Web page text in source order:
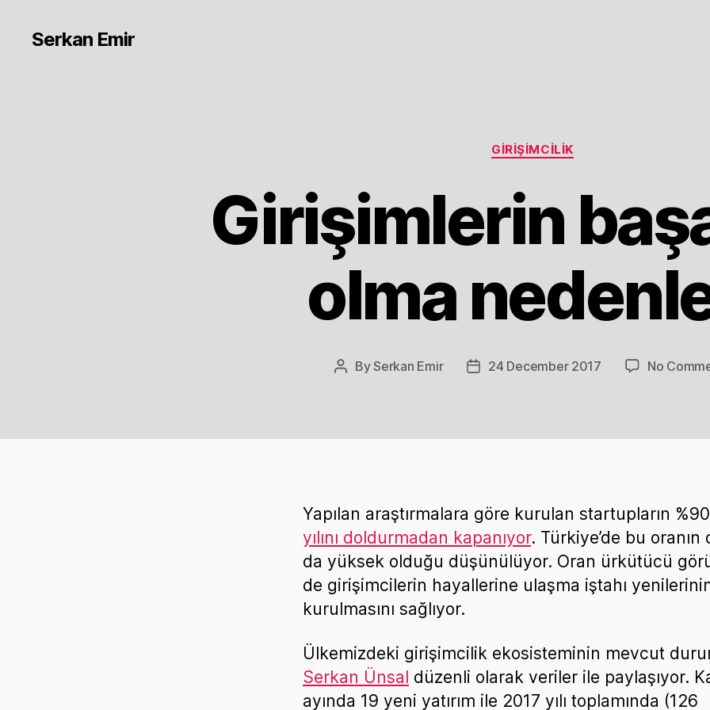
Serkan Emir
Categories
GIRIŞIMCILIK
Girişimlerin
olma
PostBySerkan Emir
Post24 December 2017 No
Yapılan araştırmalara göre kurulan startupların
yılını doldurmadan kapanıyor. Türkiye’de bu oranın
da yüksek olduğu düşünülüyor. Oran ürkütücü
de girişimcilerin hayallerine ulaşma iştahı
kurulmasını sağlıyor.
Ülkemizdeki girişimcilik ekosisteminin mevcut
Serkan Ünsal düzenli olarak veriler ile paylaşıyor.
ayında 19 yeni yatırım ile 2017 yılı toplamında (126